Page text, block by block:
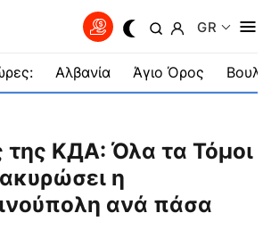
GR
Αλβανία Άγιο Όρος
της ΚДА: Όλα τα Τόμοι
η
ανά πάσα